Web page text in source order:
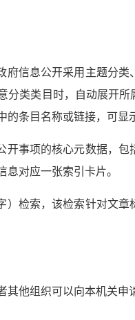
府信息公开采用主题分类
分类类目时，自动展开所
条目名称或链接，可显
开事项的核心元数据，
对应一张索引卡片。
）检索，该检索针对文章
他组织可以向本机关申